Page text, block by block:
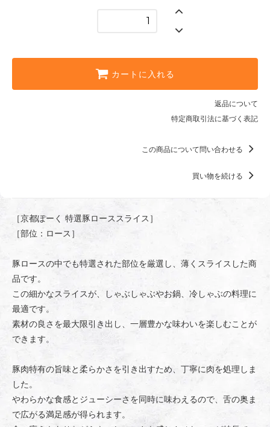
カートに入れる
返品について
特定商取引法に基づく表記
この商品について問い合わせる
買い物を続ける
［京都ぽーく 特選豚ローススライス］
［部位：ロース］
豚ロースの中でも特選された部位を厳選し、薄くスライスした商
品です。
この細かなスライスが、しゃぶしゃぶやお鍋、冷しゃぶの料理に
最適です。
素材の良さを最大限引き出し、一層豊かな味わいを楽しむことが
できます。
豚肉特有の旨味と柔らかさを引き出すため、丁寧に肉を処理しま
した。
やわらかな食感とジューシーさを同時に味わえるので、舌の奥ま
で広がる満足感が得られます。